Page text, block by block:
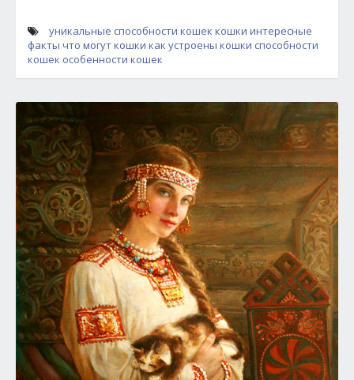
уникальные способности кошек кошки интересные
факты что могут кошки как устроены кошки способности
кошек особенности кошек